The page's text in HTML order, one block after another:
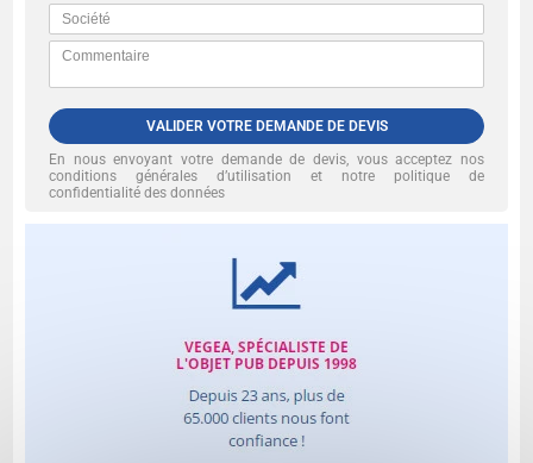
VALIDER VOTRE DEMANDE DE DEVIS
En nous envoyant votre demande de devis, vous acceptez nos
conditions générales d’utilisation et notre politique de
confidentialité des données